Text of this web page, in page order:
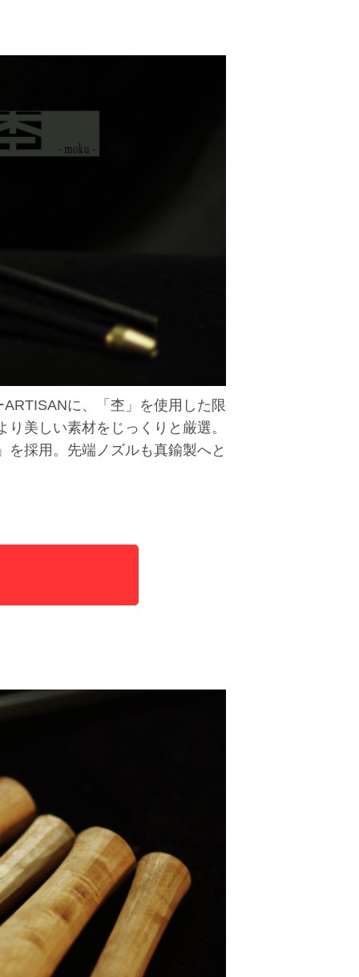
に、「杢」を使用した限
美しい素材をじっくりと厳選。
採用。先端ノズルも真鍮製へと